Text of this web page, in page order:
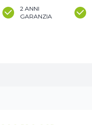
2 ANNI
GARANZIA